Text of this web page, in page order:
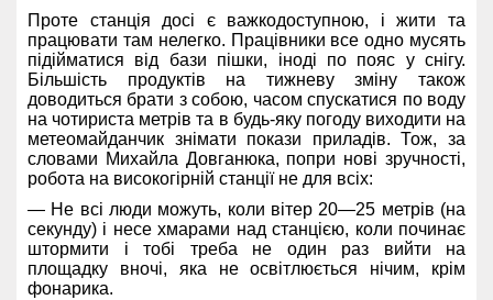
Проте станція досі є важкодоступною, і жити та
працювати там нелегко. Працівники все одно мусять
підійматися від бази пішки, іноді по пояс у снігу.
Більшість продуктів на тижневу зміну також
доводиться брати з собою, часом спускатися по воду
на чотириста метрів та в будь-яку погоду виходити на
метеомайданчик знімати покази приладів. Тож, за
словами Михайла Довганюка, попри нові зручності,
робота на високогірній станції не для всіх:
— Не всі люди можуть, коли вітер 20—25 метрів (на
секунду) і несе хмарами над станцією, коли починає
штормити і тобі треба не один раз вийти на
площадку вночі, яка не освітлюється нічим, крім
фонарика.